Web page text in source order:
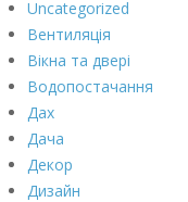
Uncategorized
Вентиляція
Вікна та двері
Водопостачання
Дах
Дача
Декор
Дизайн